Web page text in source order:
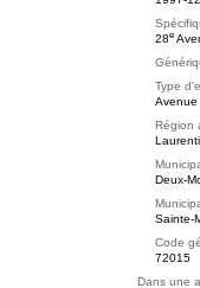
28e
Type
Avenue
Région
Deux-
Sainte-
Code
72015
Dans une